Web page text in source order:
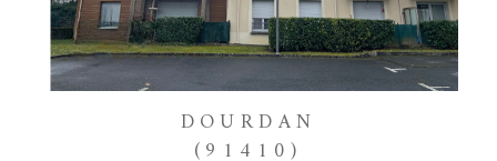
DOURDAN
(91410)